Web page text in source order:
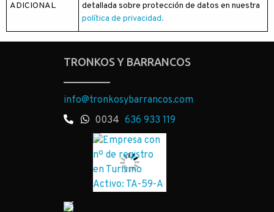
ADICIONAL
detallada sobre protección de datos en nuestra
política de privacidad.
TRONKOS Y BARRANCOS
info@tronkosybarrancos.com
0034 636 933 119